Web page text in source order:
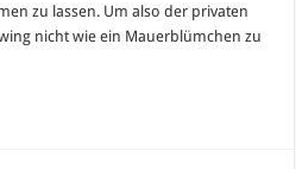
zu lassen. Um also der privaten
nicht wie ein Mauerblümchen zu